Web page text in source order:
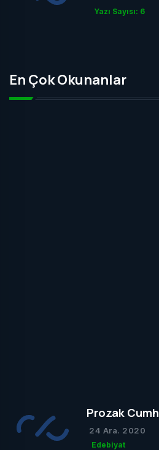
Yazı Sayısı: 6
En Çok Okunanlar
Prozak
24 Ara. 2020
Edebiyat